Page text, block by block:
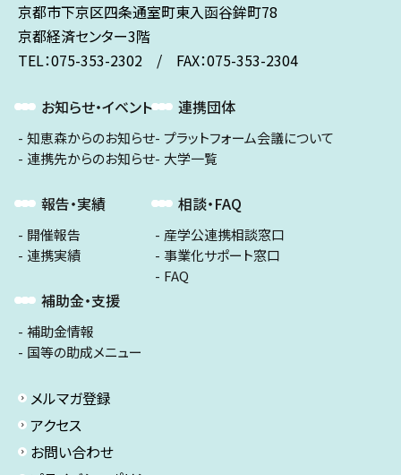
京都市下京区四条通室町東入函谷鉾町78
京都経済センター3階
TEL：075-353-2302 / FAX：075-353-2304
お知らせ・イベント
知恵森からのお知らせ
連携先からのお知らせ
報告・実績
開催報告
連携実績
補助金・支援
補助金情報
国等の助成メニュー
連携団体
プラットフォーム会議について
大学一覧
相談・FAQ
産学公連携相談窓口
事業化サポート窓口
FAQ
メルマガ登録
アクセス
お問い合わせ